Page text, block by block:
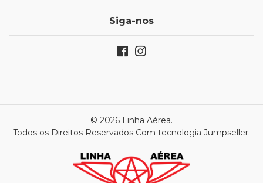
Siga-nos
© 2026 Linha Aérea.
Todos os Direitos Reservados Com tecnologia Jumpseller.